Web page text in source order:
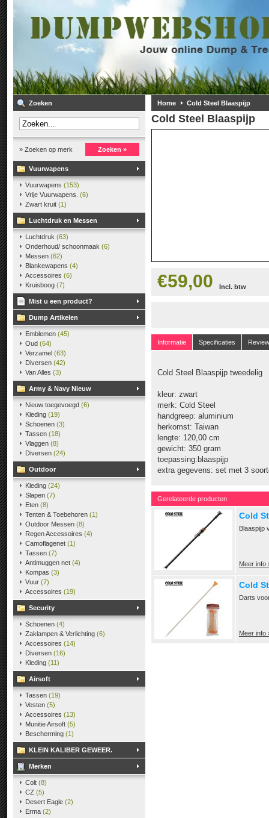
Zoeken
» Zoeken op merk Zoeken »
Vuurwapens
Vuurwapens (153)
Vrije Vuurwapens. (6)
Zwart kruit (1)
Luchtdruk en Messen
Luchtdruk (63)
Onderhoud/ schoonmaak (6)
Messen (62)
Blankewapens (4)
Accessoires (6)
Kruisboog (7)
Mist u een product?
Dump Artikelen
Emblemen (45)
Oud (64)
Verzamel (63)
Diversen (42)
Van Alles (3)
Army & Navy Nieuw
Nieuw toegevoegd (6)
Kleding (19)
Schoenen (3)
Tassen (18)
Vlaggen (8)
Diversen (24)
Outdoor
Kleding (24)
Slapen (7)
Eten (8)
Tenten & Toebehoren (1)
Outdoor Messen (8)
Regen Accessoires (4)
Camoflagenet (1)
Tassen (7)
Antimuggen net (4)
Kompas (3)
Vuur (7)
Accessoires (19)
Security
Schoenen (4)
Zaklampen & Verlichting (6)
Accessoires (14)
Diversen (16)
Kleding (11)
Airsoft
Tassen (19)
Vesten (5)
Accessoires (13)
Munitie Airsoft (5)
Bescherming (1)
KLEIN KALIBER GEWEER.
Merken
Colt (8)
CZ (5)
Desert Eagle (2)
Erma (2)
Home Cold Steel Blaaspijp
Cold Steel Blaaspijp
€59,00 Incl. btw
Informatie Specificaties
Cold Steel Blaaspijp tweedelig
kleur: zwart
merk: Cold Steel
handgreep: aluminium
herkomst: Taiwan
lengte: 120,00 cm
gewicht: 350 gram
toepassing:blaaspijp
extra gegevens: set met 3
Gerelateerde producten
Cold
Blaaspijp
Meer info
Cold
Darts
Meer info